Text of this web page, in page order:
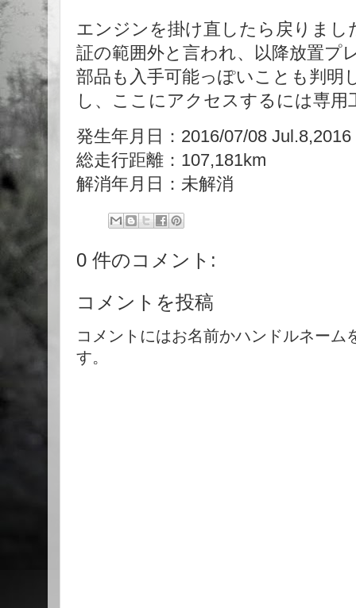
エンジンを掛け直したら戻りまし
証の範囲外と言われ、以降放置プ
部品も入手可能っぽいことも判明
し、ここにアクセスするには専用
発生年月日：2016/07/08 Jul.8,2016
総走行距離：107,181km
解消年月日：未解消
0 件のコメント:
コメントを投稿
コメントにはお名前かハンドルネー
す。